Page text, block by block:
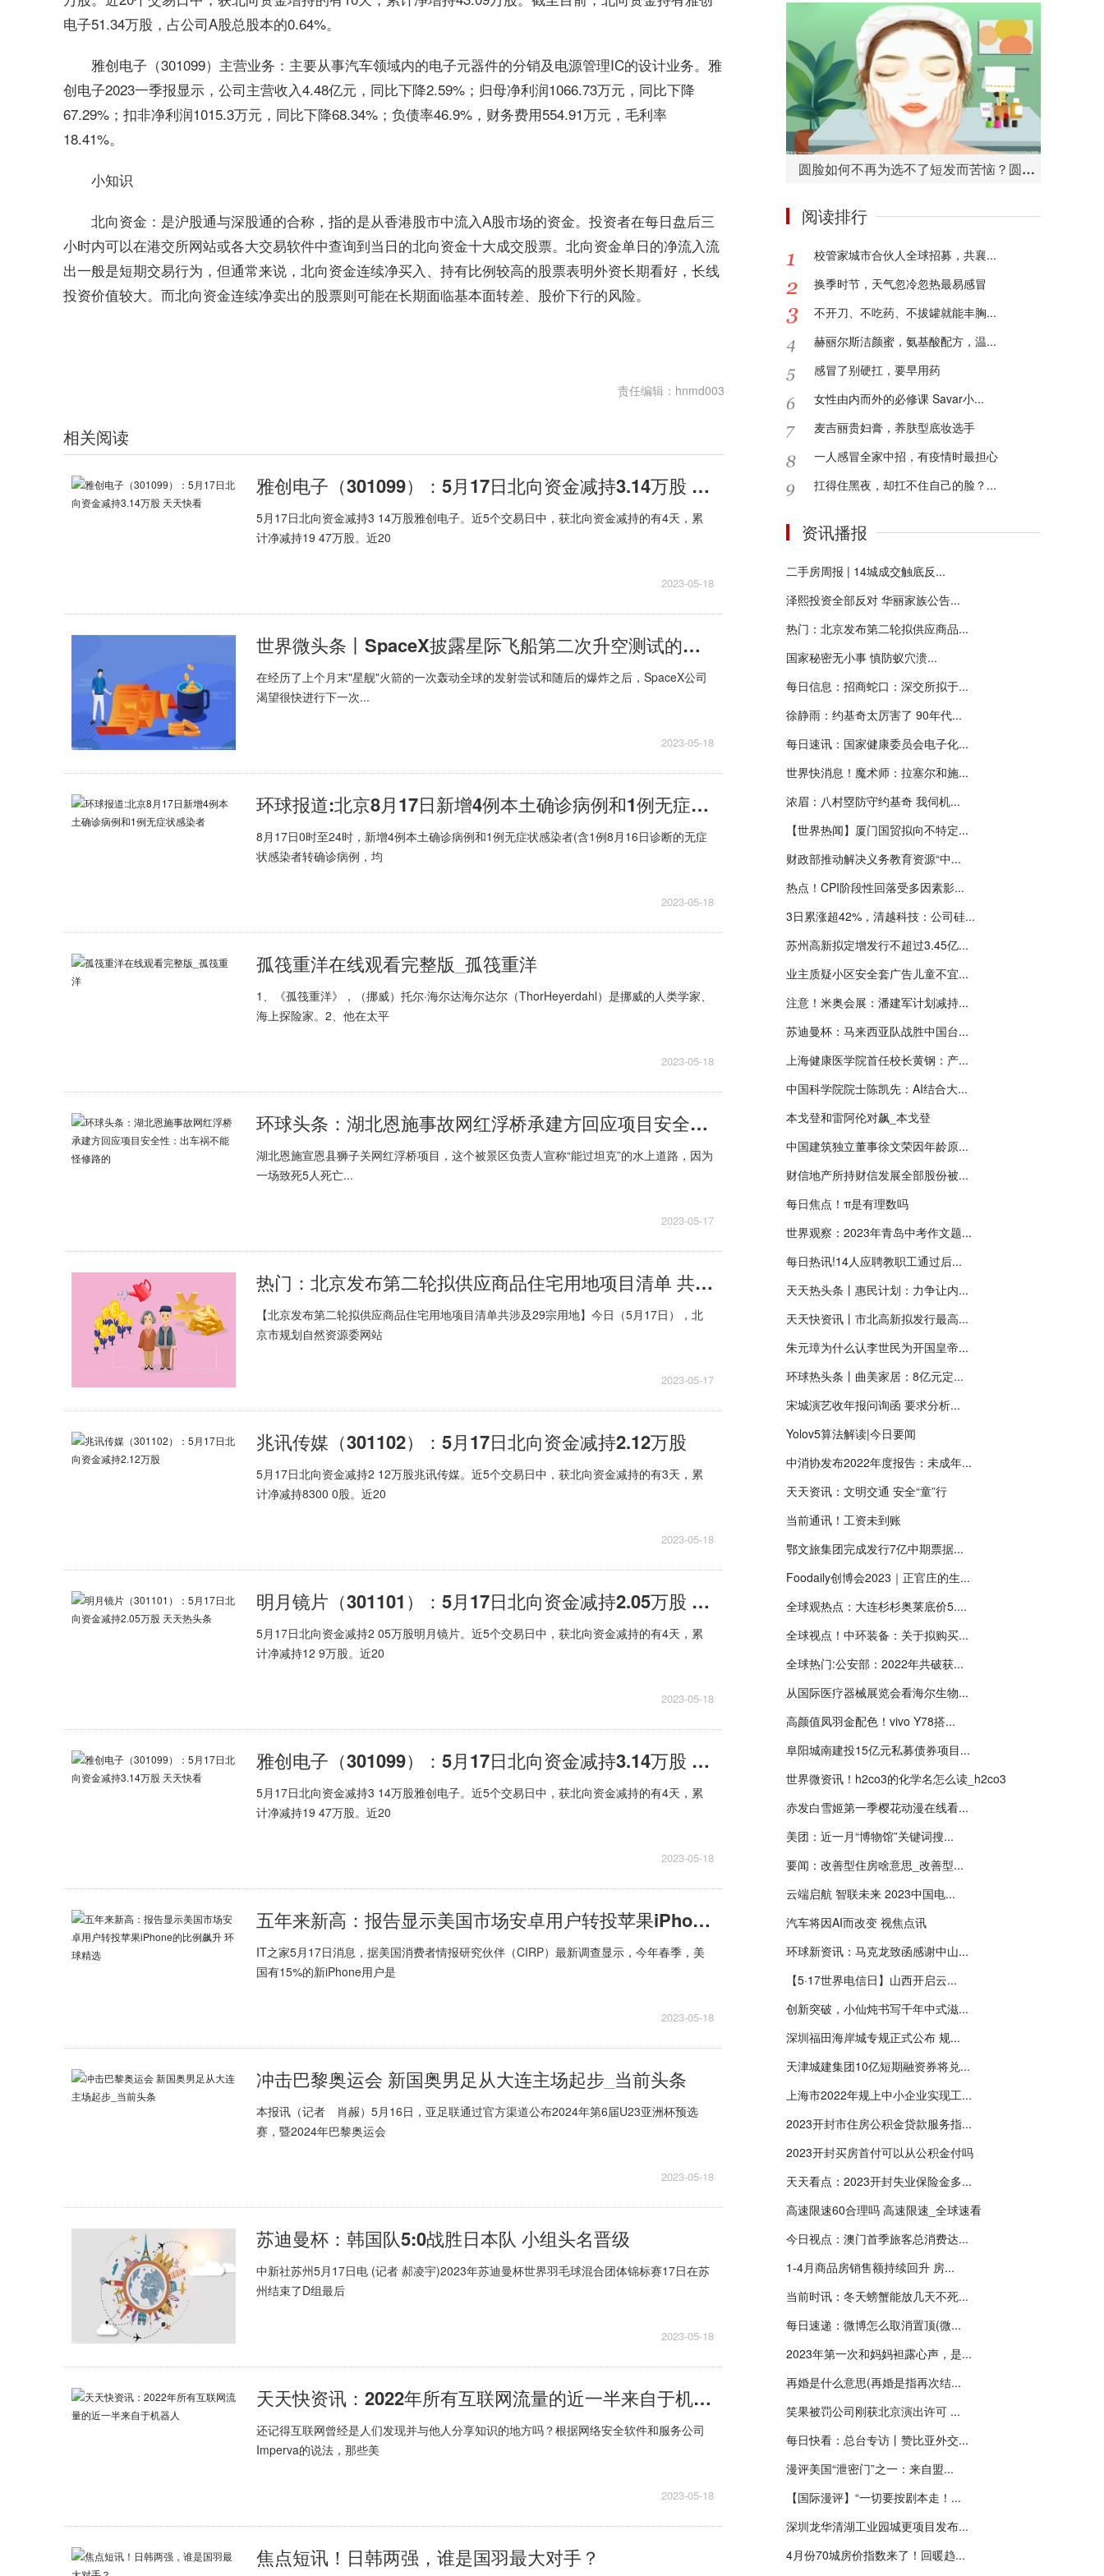
电子51.34万股，占公司A股总股本的0.64%。
雅创电子（301099）主营业务：主要从事汽车领域内的电子元器件的分销及电源管理IC的设计业务。雅
创电子2023一季报显示，公司主营收入4.48亿元，同比下降2.59%；归母净利润1066.73万元，同比下降
67.29%；扣非净利润1015.3万元，同比下降68.34%；负债率46.9%，财务费用554.91万元，毛利率
18.41%。
小知识
北向资金 ：是沪股通与深股通的合称，指的是从香港股市中流入A股市场的资金。投资者在每日盘后三
小时内可以在港交所网站或各大交易软件中查询到当日的北向资金十大成交股票。北向资金单日的净流入流
出一般是短期交易行为，但通常来说，北向资金连续净买入、持有比例较高的股票表明外资长期看好，长线
投资价值较大。而北向资金连续净卖出的股票则可能在长期面临基本面转差、股价下行的风险。
责任编辑：hnmd003
相关阅读
雅创电子（301099）：5月17日北向资金减持3.14万股 天天快看
5月17日北向资金减持3 14万股雅创电子。近5个交易日中，获北向资金减持的有4天，累
计净减持19 47万股。近20
2023-05-18
世界微头条丨SpaceX披露星际飞船第二次升空测试的发射时间表
在经历了上个月末"星舰"火箭的一次轰动全球的发射尝试和随后的爆炸之后，SpaceX公司
渴望很快进行下一次...
2023-05-18
环球报道:北京8月17日新增4例本土确诊病例和1例无症状感染者
8月17日0时至24时，新增4例本土确诊病例和1例无症状感染者(含1例8月16日诊断的无症
状感染者转确诊病例，均
2023-05-18
孤筏重洋在线观看完整版_孤筏重洋
1、《孤筏重洋》，（挪威）托尔·海尔达海尔达尔（ThorHeyerdahl）是挪威的人类学家、
海上探险家。2、他在太平
2023-05-18
环球头条：湖北恩施事故网红浮桥承建方回应项目安全性：出车祸不能怪修路的
湖北恩施宣恩县狮子关网红浮桥项目，这个被景区负责人宣称“能过坦克”的水上道路，因为
一场致死5人死亡...
2023-05-17
热门：北京发布第二轮拟供应商品住宅用地项目清单 共涉及29宗用地
【北京发布第二轮拟供应商品住宅用地项目清单共涉及29宗用地】今日（5月17日），北
京市规划自然资源委网站
2023-05-17
兆讯传媒（301102）：5月17日北向资金减持2.12万股
5月17日北向资金减持2 12万股兆讯传媒。近5个交易日中，获北向资金减持的有3天，累
计净减持8300 0股。近20
2023-05-18
明月镜片（301101）：5月17日北向资金减持2.05万股 天天热头条
5月17日北向资金减持2 05万股明月镜片。近5个交易日中，获北向资金减持的有4天，累
计净减持12 9万股。近20
2023-05-18
雅创电子（301099）：5月17日北向资金减持3.14万股 天天快看
5月17日北向资金减持3 14万股雅创电子。近5个交易日中，获北向资金减持的有4天，累
计净减持19 47万股。近20
2023-05-18
五年来新高：报告显示美国市场安卓用户转投苹果iPhone的比例飙升 环球精选
IT之家5月17日消息，据美国消费者情报研究伙伴（CIRP）最新调查显示，今年春季，美
国有15%的新iPhone用户是
2023-05-18
冲击巴黎奥运会 新国奥男足从大连主场起步_当前头条
本报讯（记者 肖赧）5月16日，亚足联通过官方渠道公布2024年第6届U23亚洲杯预选
赛，暨2024年巴黎奥运会
2023-05-18
苏迪曼杯：韩国队5:0战胜日本队 小组头名晋级
中新社苏州5月17日电 (记者 郝凌宇)2023年苏迪曼杯世界羽毛球混合团体锦标赛17日在苏
州结束了D组最后
2023-05-18
天天快资讯：2022年所有互联网流量的近一半来自于机器人
还记得互联网曾经是人们发现并与他人分享知识的地方吗？根据网络安全软件和服务公司
Imperva的说法，那些美
2023-05-18
焦点短讯！日韩两强，谁是国羽最大对手？
圆脸如何不再为选不了短发而苦恼？圆脸适合的短发造型有哪些？
阅读排行
校管家城市合伙人全球招募，共襄...
换季时节，天气忽冷忽热最易感冒
不开刀、不吃药、不拔罐就能丰胸...
赫丽尔斯洁颜蜜，氨基酸配方，温...
感冒了别硬扛，要早用药
女性由内而外的必修课 Savar小...
麦吉丽贵妇膏，养肤型底妆选手
一人感冒全家中招，有疫情时最担心
扛得住黑夜，却扛不住自己的脸？...
资讯播报
二手房周报 | 14城成交触底反...
泽熙投资全部反对 华丽家族公告...
热门：北京发布第二轮拟供应商品...
国家秘密无小事 慎防蚁穴溃...
每日信息：招商蛇口：深交所拟于...
徐静雨：约基奇太厉害了 90年代...
每日速讯：国家健康委员会电子化...
世界快消息！魔术师：拉塞尔和施...
浓眉：八村塁防守约基奇 我伺机...
【世界热闻】厦门国贸拟向不特定...
财政部推动解决义务教育资源“中...
热点！CPI阶段性回落受多因素影...
3日累涨超42%，清越科技：公司硅...
苏州高新拟定增发行不超过3.45亿...
业主质疑小区安全套广告儿童不宜...
注意！米奥会展：潘建军计划减持...
苏迪曼杯：马来西亚队战胜中国台...
上海健康医学院首任校长黄钢：产...
中国科学院院士陈凯先：AI结合大...
本戈登和雷阿伦对飙_本戈登
中国建筑独立董事徐文荣因年龄原...
财信地产所持财信发展全部股份被...
每日焦点！π是有理数吗
世界观察：2023年青岛中考作文题...
每日热讯!14人应聘教职工通过后...
天天热头条丨惠民计划：力争让内...
天天快资讯丨市北高新拟发行最高...
朱元璋为什么认李世民为开国皇帝...
环球热头条丨曲美家居：8亿元定...
宋城演艺收年报问询函 要求分析...
Yolov5算法解读|今日要闻
中消协发布2022年度报告：未成年...
天天资讯：文明交通 安全“童”行
当前通讯！工资未到账
鄂文旅集团完成发行7亿中期票据...
Foodaily创博会2023｜正官庄的生...
全球观热点：大连杉杉奥莱底价5....
全球视点！中环装备：关于拟购买...
全球热门:公安部：2022年共破获...
从国际医疗器械展览会看海尔生物...
高颜值凤羽金配色！vivo Y78搭...
阜阳城南建投15亿元私募债券项目...
世界微资讯！h2co3的化学名怎么读_h2co3
赤发白雪姬第一季樱花动漫在线看...
美团：近一月“博物馆”关键词搜...
要闻：改善型住房啥意思_改善型...
云端启航 智联未来 2023中国电...
汽车将因AI而改变 视焦点讯
环球新资讯：马克龙致函感谢中山...
【5·17世界电信日】山西开启云...
创新突破，小仙炖书写千年中式滋...
深圳福田海岸城专规正式公布 规...
天津城建集团10亿短期融资券将兑...
上海市2022年规上中小企业实现工...
2023开封市住房公积金贷款服务指...
2023开封买房首付可以从公积金付吗
天天看点：2023开封失业保险金多...
高速限速60合理吗 高速限速_全球速看
今日视点：澳门首季旅客总消费达...
1-4月商品房销售额持续回升 房...
当前时讯：冬天螃蟹能放几天不死...
每日速递：微博怎么取消置顶(微...
2023年第一次和妈妈袒露心声，是...
再婚是什么意思(再婚是指再次结...
笑果被罚公司刚获北京演出许可 ...
每日快看：总台专访丨赞比亚外交...
漫评美国“泄密门”之一：来自盟...
【国际漫评】“一切要按剧本走！...
深圳龙华清湖工业园城更项目发布...
4月份70城房价指数来了！回暖趋...